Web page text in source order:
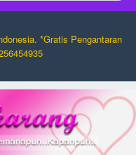
*Gratis Pengantaran